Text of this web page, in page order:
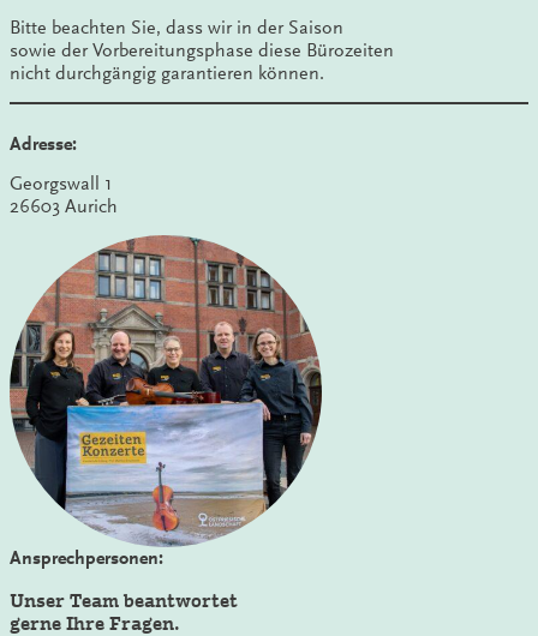
Bitte beachten Sie, dass wir in der Saison
sowie der Vorbereitungsphase diese Bürozeiten
nicht durchgängig garantieren können.
Adresse:
Georgswall 1
26603 Aurich
Ansprechpersonen:
Unser Team beantwortet
gerne Ihre Fragen.